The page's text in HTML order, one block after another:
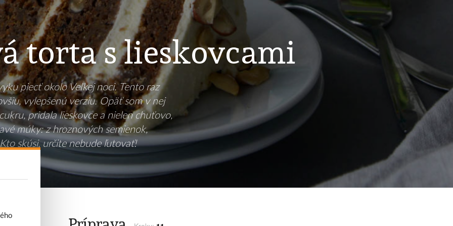
torta s lieskovcami
piecť okolo Veľkej noci. Tento raz
vylepšenú verziu. Opäť som v nej
pridala lieskovce a nielen chuťovo,
múky: z hroznových semienok,
skúsi, určite nebude ľutovať!